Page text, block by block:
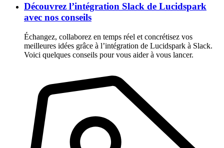
Découvrez l’intégration Slack de Lucidspark
avec nos conseils
Échangez, collaborez en temps réel et concrétisez vos
meilleures idées grâce à l’intégration de Lucidspark à Slack.
Voici quelques conseils pour vous aider à vous lancer.